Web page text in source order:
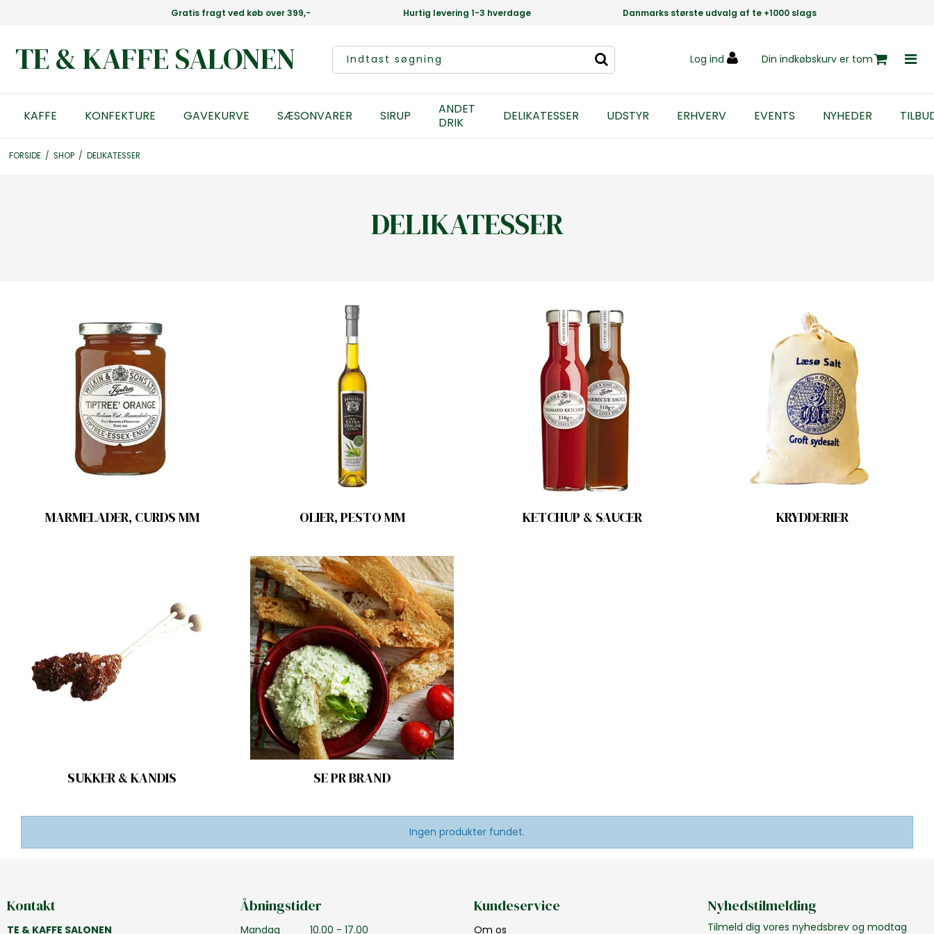
Gratis fragt ved køb over 399,- Hurtig levering 1-3 hverdage Danmarks største udvalg af te +1000 slags
TE & KAFFE SALONEN Log ind Din indkøbskurv er tom
KAFFE KONFEKTURE GAVEKURVE SÆSONVARER SIRUP
ANDET
DRIK
DELIKATESSER UDSTYR ERHVERV EVENTS NYHEDER
FORSIDE / SHOP / DELIKATESSER
DELIKATESSER
MARMELADER, CURDS MM OLIER, PESTO MM KETCHUP & SAUCER KRYDDERIER
SUKKER & KANDIS SE PR BRAND
Ingen produkter fundet.
Kontakt
TE & KAFFE SALONEN
Åbningstider
Mandag 10.00 - 17.00
Kundeservice
Om os
Nyhedstilmelding
Tilmeld dig vores nyhedsbrev og modtag